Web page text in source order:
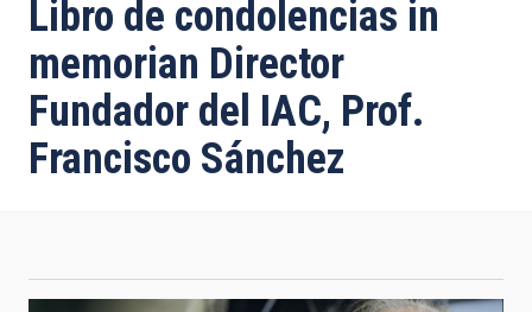
de
ayuda
a
la
Libro de condolencias in
memorian Director
Fundador del IAC, Prof.
Francisco Sánchez